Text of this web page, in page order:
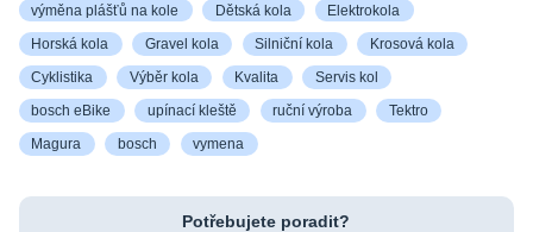
výměna plášťů na kole Dětská kola Elektrokola
Horská kola Gravel kola Silniční kola Krosová kola
Cyklistika Výběr kola Kvalita Servis kol
bosch eBike upínací kleště ruční výroba Tektro
Magura bosch vymena
Potřebujete poradit?